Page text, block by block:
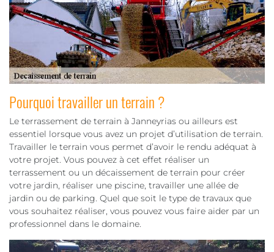
Pourquoi travailler un terrain ?
Le terrassement de terrain à Janneyrias ou ailleurs est
essentiel lorsque vous avez un projet d’utilisation de terrain.
Travailler le terrain vous permet d’avoir le rendu adéquat à
votre projet. Vous pouvez à cet effet réaliser un
terrassement ou un décaissement de terrain pour créer
votre jardin, réaliser une piscine, travailler une allée de
jardin ou de parking. Quel que soit le type de travaux que
vous souhaitez réaliser, vous pouvez vous faire aider par un
professionnel dans le domaine.